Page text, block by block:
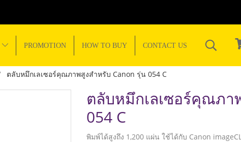
PROMOTION HOW TO BUY CONTACT US
ตลับหมึกเลเซอร์คุณภาพสูงสำหรับ Canon รุ่น 054 C
ตลับหมึกเลเซอร์คุณภา
054 C
พิมพ์ได้สูงถึง 1,200 แผ่น ใช้ได้กับ Canon